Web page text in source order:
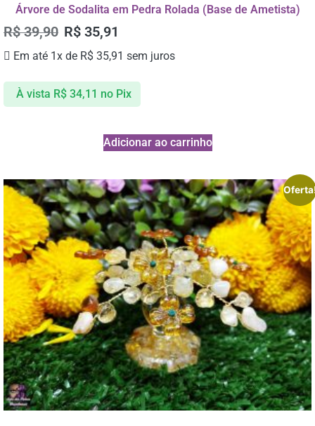
Árvore de Sodalita em Pedra Rolada (Base de Ametista)
R$39,90 R$ 35,91
Em até 1x de R$ 35,91 sem juros
À vista R$34,11 no Pix
Adicionar ao carrinho